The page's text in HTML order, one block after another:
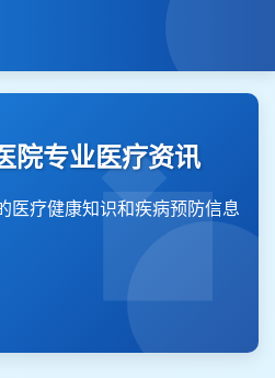
院专业医疗资讯
医疗健康知识和疾病预防信息